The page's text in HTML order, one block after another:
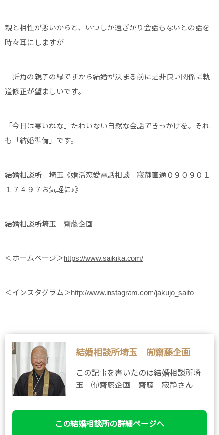
親と相性が悪いからと、いつしか遠ざかり会話もないとの話を
時々耳にしますが
折角の親子の縁ですから結婚が決まる前に是非良い関係に軌
道修正が望ましいです。
「今日は寒いねな」たわいない自然な会話できっかけを。それ
も「結婚準備」です。
結婚相談所 埼玉《婚活恋愛電話相談 寂静直通０９０９０１
１７４９７お気軽に♪》
結婚相談所埼玉 齋藤企画
＜ホームページ＞https://www.saikika.com/
＜インスタグラム＞http://www.instagram.com/jakujo_saito
結婚相談所埼玉 ㈲齋藤企画
この記事を書いたのは結婚相談所埼
玉 ㈲齋藤企画 齋藤 寂静さん
この結婚相談所の詳細ページへ